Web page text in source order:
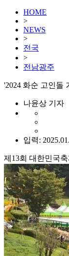
HOME
>
NEWS
>
전국
>
전남광주
'2024 화순 고인돌
나윤상 기자
입력:
제13회 대한민국